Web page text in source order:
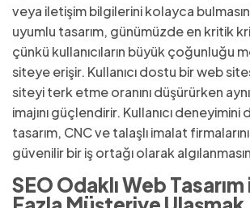
veya iletişim bilgilerini kolayca
uyumlu tasarım, günümüzde en kritik
çünkü kullanıcıların büyük çoğunluğu
siteye erişir. Kullanıcı dostu bir web
siteyi terk etme oranını düşürürken
imajını güçlendirir. Kullanıcı
tasarım, CNC ve talaşlı imalat
güvenilir bir iş ortağı olarak
SEO Odaklı Web